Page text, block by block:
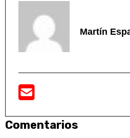
Martín
Comentarios